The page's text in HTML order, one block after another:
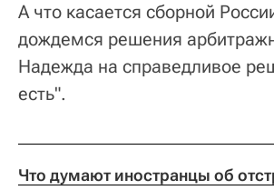
А что касается сборной
дождемся решения
Надежда на справедливое
есть".
Что думают иностранцы об